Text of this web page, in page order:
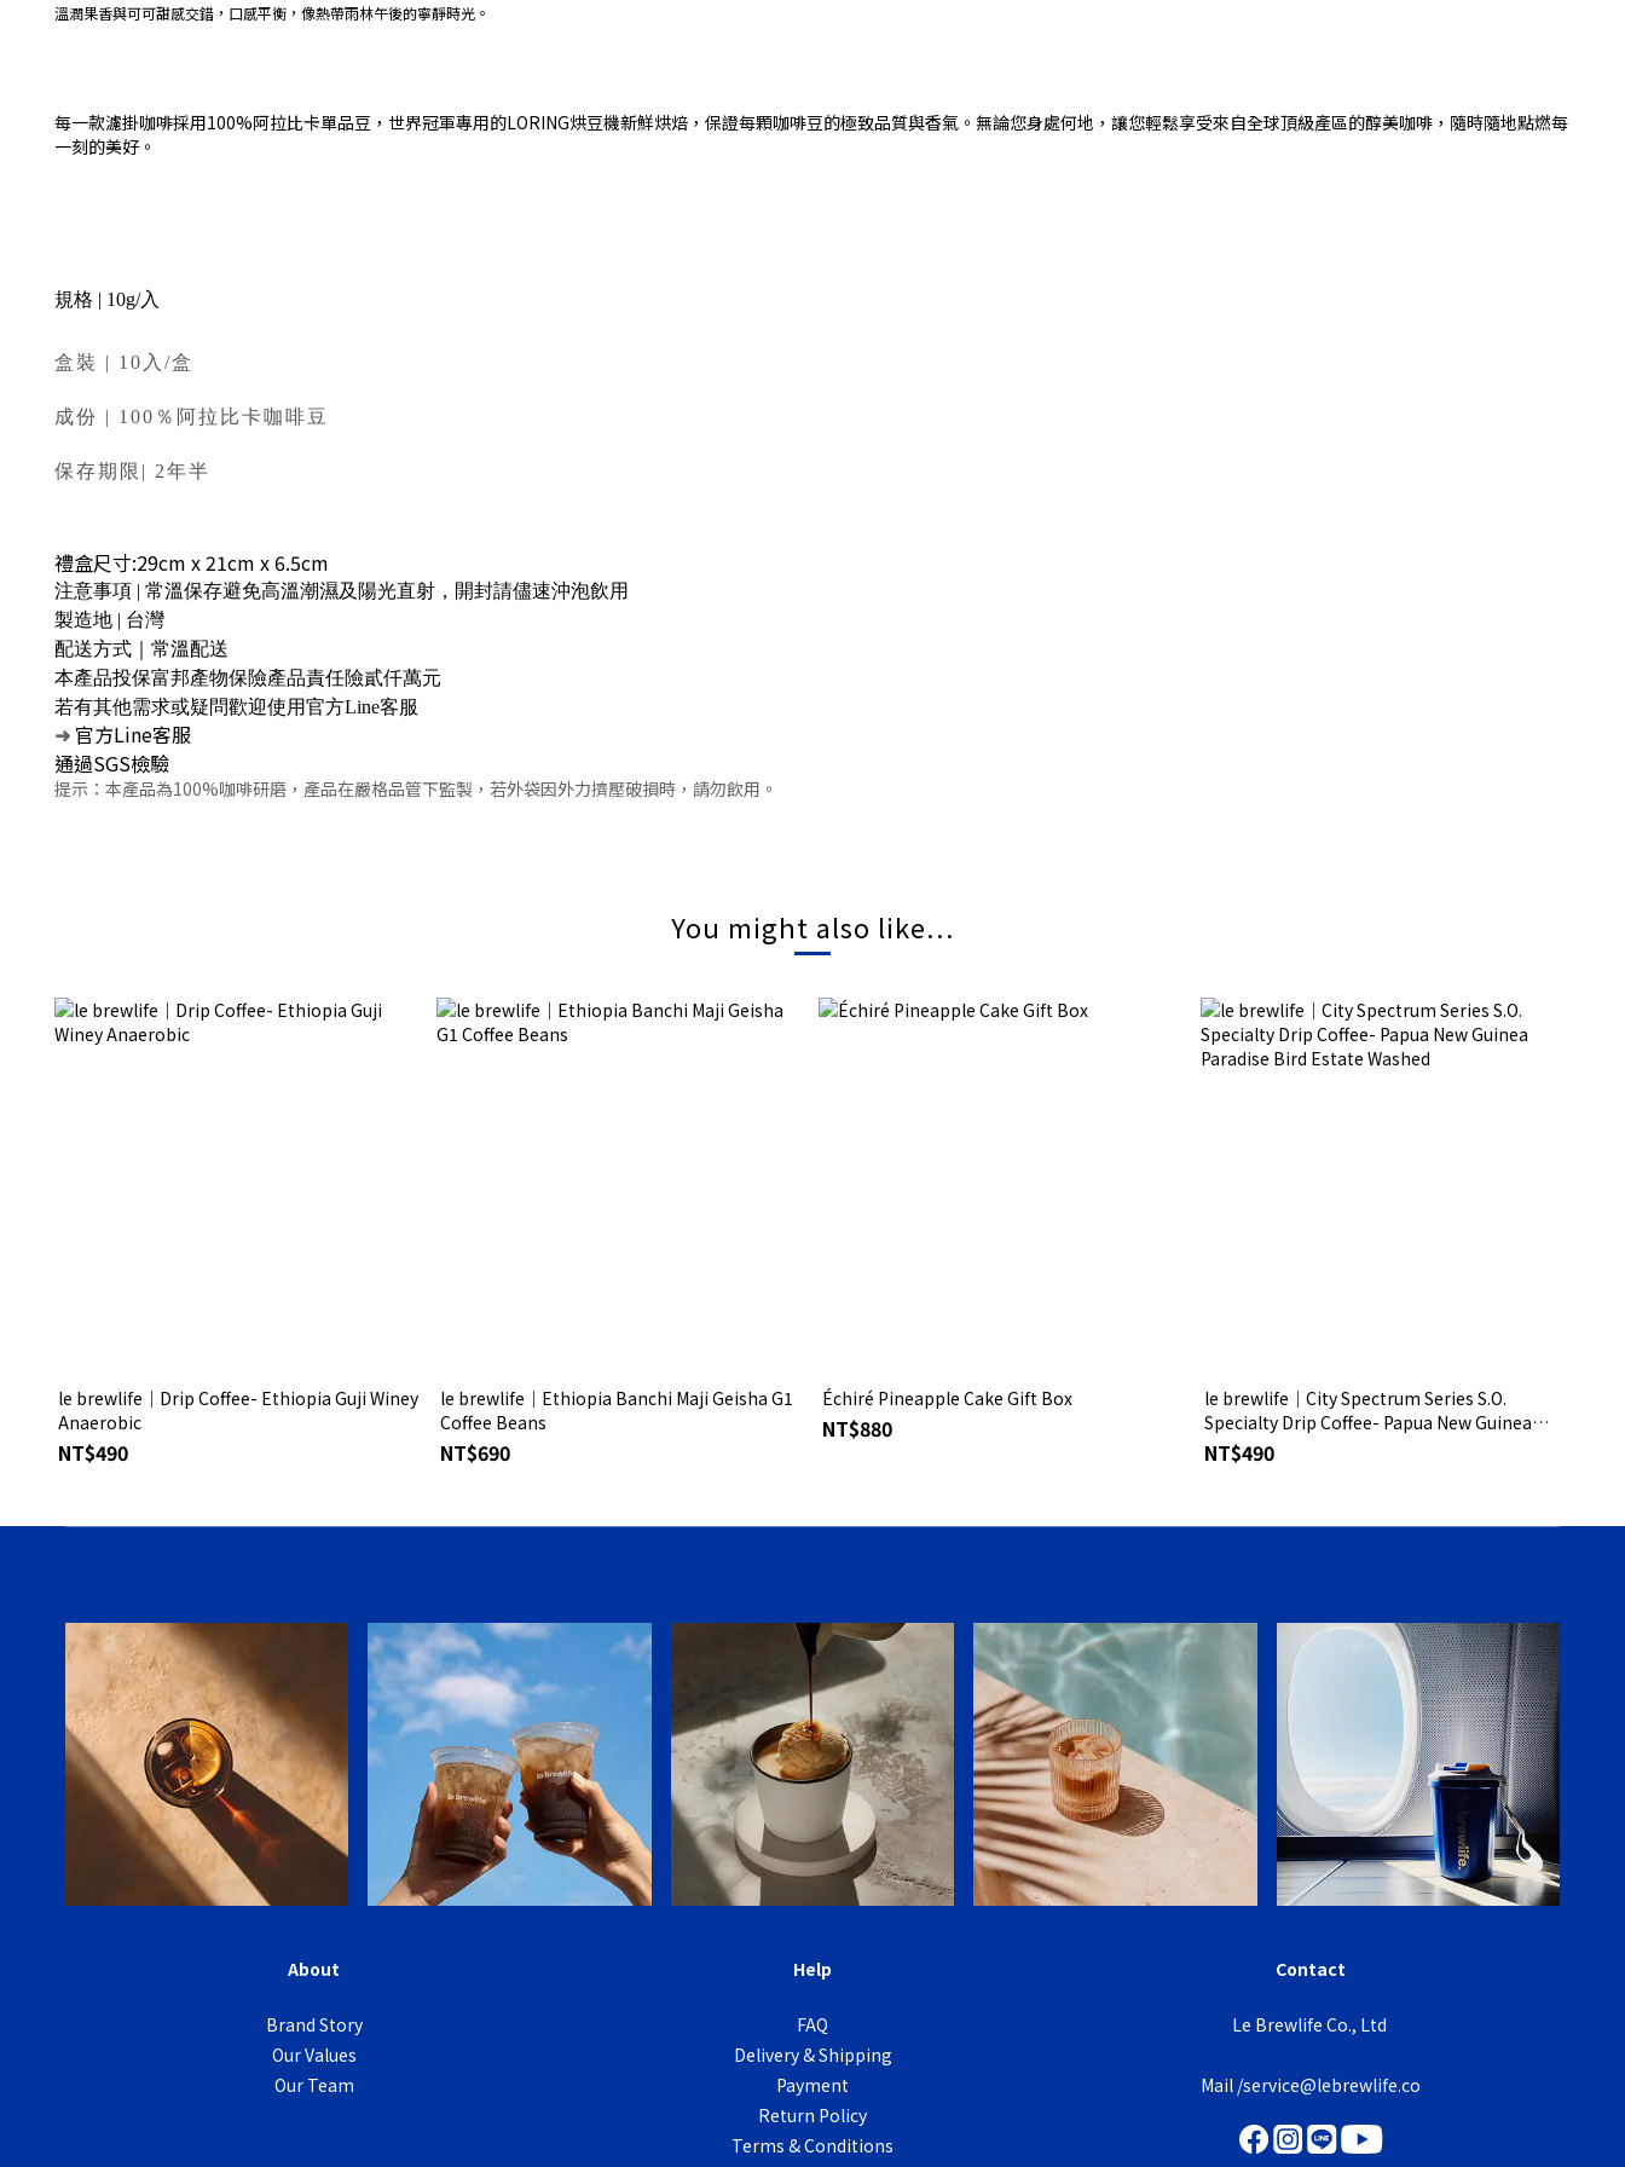
溫潤果香與可可甜感交錯，口感平衡，像熱帶雨林午後的寧靜時光。
每一款濾掛咖啡採用100%阿拉比卡單品豆，世界冠軍專用的LORING烘豆機新鮮烘焙，保證每顆咖啡豆的極致品質與香氣。無論您身處何地，讓您輕鬆享受來自全球頂級產區的醇美咖啡，隨時隨地點燃每
一刻的美好。
規格 | 10g/入
盒裝 | 10入/盒
成份 | 100％阿拉比卡咖啡豆
保存期限| 2年半
禮盒尺寸:29cm x 21cm x 6.5cm
注意事項 | 常溫保存避免高溫潮濕及陽光直射，開封請儘速沖泡飲用
製造地 | 台灣
配送方式｜常溫配送
本產品投保富邦產物保險產品責任險貳仟萬元
若有其他需求或疑問歡迎使用官方Line客服
➜ 官方Line客服
通過SGS檢驗
提示： 本產品為100%咖啡研磨，產品在嚴格品管下監製，若外袋因外力擠壓破損時，請勿飲用 。
You might also like...
le brewlife│Drip Coffee- Ethiopia Guji Winey
Anaerobic
NT$490
le brewlife│Ethiopia Banchi Maji Geisha G1
Coffee Beans
NT$690
Échiré Pineapple Cake Gift Box
NT$880
le brewlife│City Spectrum Series S.O.
Specialty Drip Coffee- Papua New Guinea
Paradise Bird Estate Washed
NT$490
About
Brand Story
Our Values
Our Team
Help
FAQ
Delivery & Shipping
Payment
Return Policy
Terms & Conditions
Contact
Le Brewlife Co., Ltd
Mail /service@lebrewlife.co